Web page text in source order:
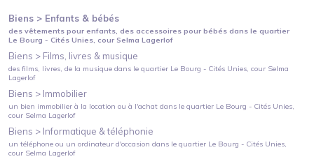
Biens > Enfants & bébés
des vêtements pour enfants, des accessoires pour bébés dans le quartier
Le Bourg - Cités Unies, cour Selma Lagerlof
Biens > Films, livres & musique
des films, livres, de la musique dans le quartier Le Bourg - Cités Unies, cour Selma
Lagerlof
Biens > Immobilier
un bien immobilier à la location ou à l'achat dans le quartier Le Bourg - Cités Unies,
cour Selma Lagerlof
Biens > Informatique & téléphonie
un téléphone ou un ordinateur d'occasion dans le quartier Le Bourg - Cités Unies,
cour Selma Lagerlof